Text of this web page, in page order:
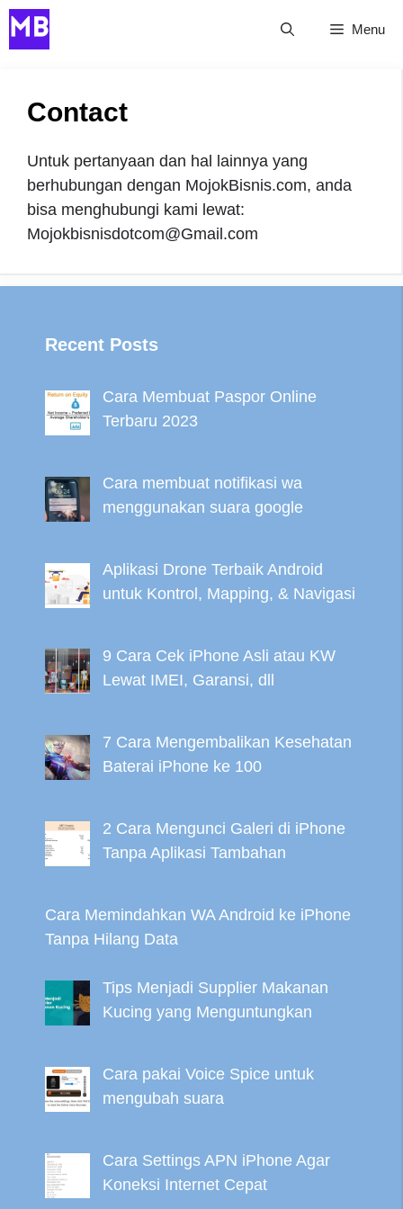
Skip
to
Menu
Contact
Untuk pertanyaan dan hal lainnya yang
berhubungan dengan MojokBisnis.com, anda
bisa menghubungi kami lewat:
Mojokbisnisdotcom@Gmail.com
Recent Posts
Cara Membuat Paspor Online
Terbaru 2023
Cara membuat notifikasi wa
menggunakan suara google
Aplikasi Drone Terbaik Android
untuk Kontrol, Mapping, & Navigasi
9 Cara Cek iPhone Asli atau KW
Lewat IMEI, Garansi, dll
7 Cara Mengembalikan Kesehatan
Baterai iPhone ke 100
2 Cara Mengunci Galeri di iPhone
Tanpa Aplikasi Tambahan
Cara Memindahkan WA Android ke iPhone
Tanpa Hilang Data
Tips Menjadi Supplier Makanan
Kucing yang Menguntungkan
Cara pakai Voice Spice untuk
mengubah suara
Cara Settings APN iPhone Agar
Koneksi Internet Cepat